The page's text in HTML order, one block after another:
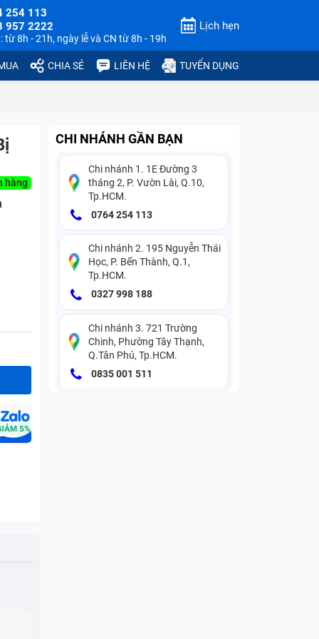
254 113
957 2222
từ 8h - 21h, ngày lễ và CN từ 8h - 19h
Lịch hẹn
CHIA SẺ LIÊN HỆ TUYỂN DỤNG
hàng
CHI NHÁNH GẦN BẠN
Chi nhánh 1. 1E Đường 3
tháng 2, P. Vườn Lài, Q.10,
Tp.HCM.
0764 254 113
Chi nhánh 2. 195 Nguyễn Thái
Học, P. Bến Thành, Q.1,
Tp.HCM.
0327 998 188
Chi nhánh 3. 721 Trường
Chinh, Phường Tây Thạnh,
Q.Tân Phú, Tp.HCM.
0835 001 511